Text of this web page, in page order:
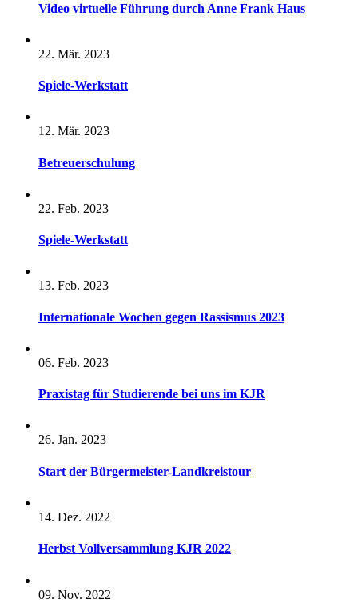
Video virtuelle Führung durch Anne Frank Haus
22. Mär. 2023
Spiele-Werkstatt
12. Mär. 2023
Betreuerschulung
22. Feb. 2023
Spiele-Werkstatt
13. Feb. 2023
Internationale Wochen gegen Rassismus 2023
06. Feb. 2023
Praxistag für Studierende bei uns im KJR
26. Jan. 2023
Start der Bürgermeister-Landkreistour
14. Dez. 2022
Herbst Vollversammlung KJR 2022
09. Nov. 2022